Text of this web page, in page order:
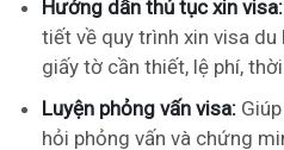
Hướng dẫn thủ tục xin visa:
tiết về quy trình xin visa
giấy tờ cần thiết, lệ phí, thời
Luyện phỏng vấn visa:
hỏi phỏng vấn và chứng